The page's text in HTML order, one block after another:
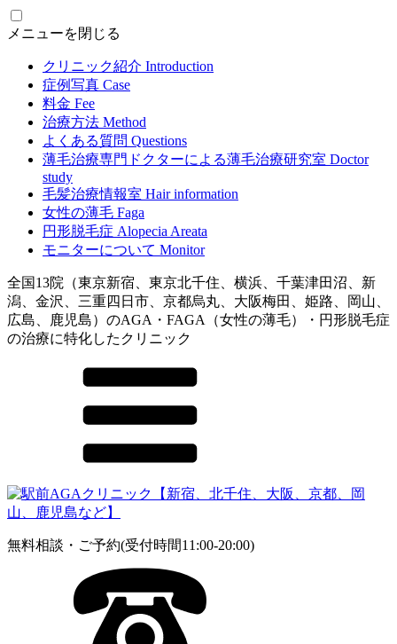
メニューを閉じる
クリニック紹介 Introduction
症例写真 Case
料金 Fee
治療方法 Method
よくある質問 Questions
薄毛治療専門ドクターによる薄毛治療研究室 Doctor
study
毛髪治療情報室 Hair information
女性の薄毛 Faga
円形脱毛症 Alopecia Areata
モニターについて Monitor
全国13院（東京新宿、東京北千住、横浜、千葉津田沼、新
潟、金沢、三重四日市、京都烏丸、大阪梅田、姫路、岡山、
広島、鹿児島）のAGA・FAGA（女性の薄毛）・円形脱毛症
の治療に特化したクリニック
無料相談・ご予約(受付時間11:00-20:00)